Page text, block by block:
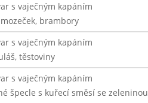
s vaječným kapáním
brambory
s vaječným kapáním
těstoviny
s vaječným kapáním
špecle s kuřecí směsí se zeleninou